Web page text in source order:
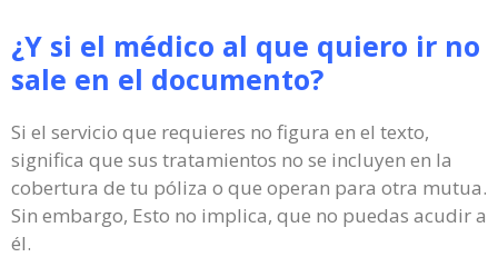
¿Y si el médico al que quiero ir no
sale en el documento?
Si el servicio que requieres no figura en el texto,
significa que sus tratamientos no se incluyen en la
cobertura de tu póliza o que operan para otra mutua.
Sin embargo, Esto no implica, que no puedas acudir a
él.